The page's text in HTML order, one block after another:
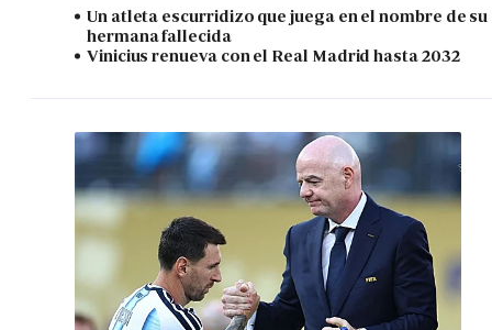
Un atleta escurridizo que juega en el nombre de su
hermana fallecida
Vinicius renueva con el Real Madrid hasta 2032